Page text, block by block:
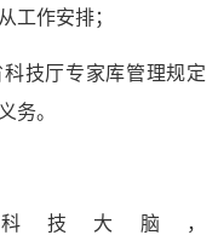
工作安排；
技厅专家库管理规定
务。
技大脑，